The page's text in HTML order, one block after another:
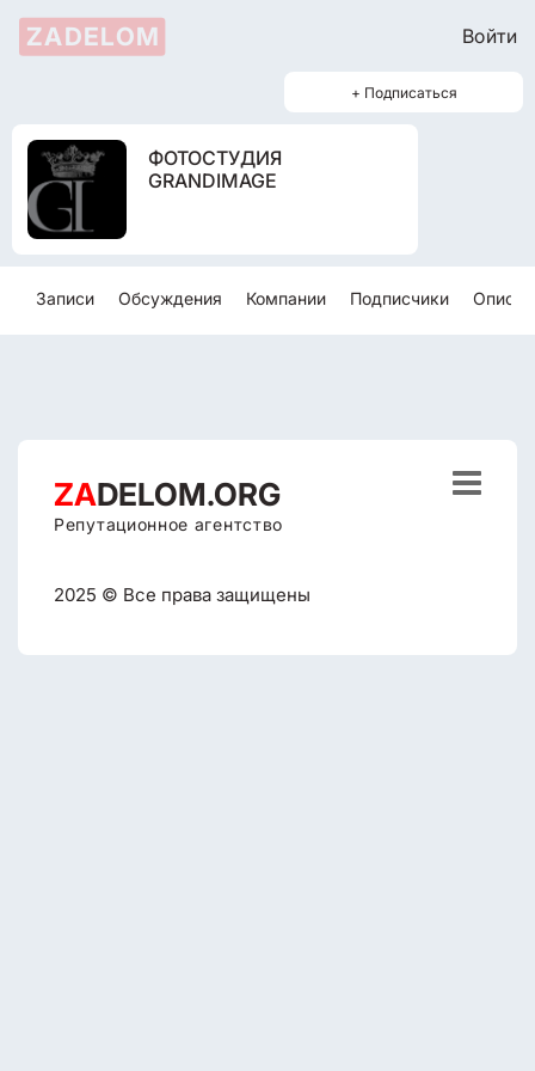
ZADELOM Войти
+ Подписаться
ФОТОСТУДИЯ
GRANDIMAGE
Записи Обсуждения Компании Подписчики
ZADELOM.ORG
Репутационное агентство
2025 © Все права защищены
